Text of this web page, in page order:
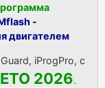
-
двигателем
iProgPro, с
2026.